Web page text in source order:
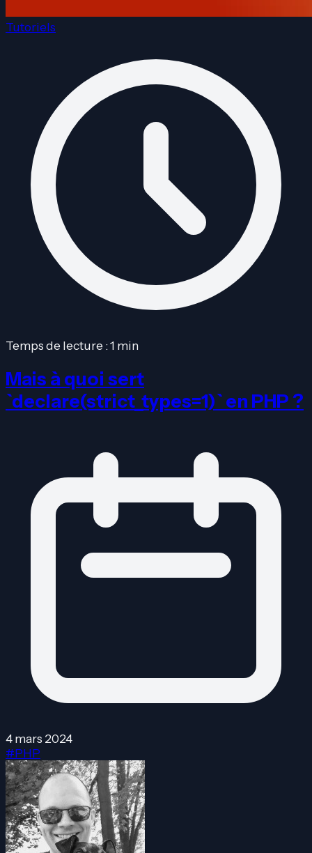
Tutoriels
Temps de lecture : 1 min
Mais à quoi sert
`declare(strict_types=1)` en PHP ?
4 mars 2024
#PHP